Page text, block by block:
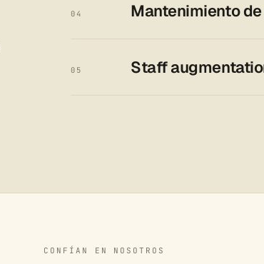
04 Mantenimiento
05 Staff
CONFÍAN EN NOSOTROS